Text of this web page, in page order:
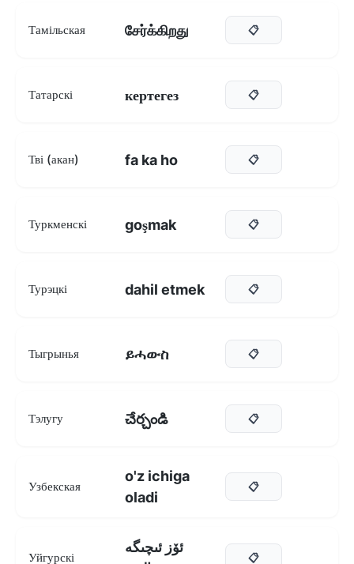
Тамільская சேர்க்கிறது 📋
Татарскі кертегез 📋
Тві (акан) fa ka ho 📋
Туркменскі goşmak 📋
Турэцкі dahil etmek 📋
Тыгрынья ይሓውስ 📋
Тэлугу చేర్చండి 📋
Узбекская
o'z ichiga
oladi
📋
Уйгурскі
ئۆز ئىچىگە
📋